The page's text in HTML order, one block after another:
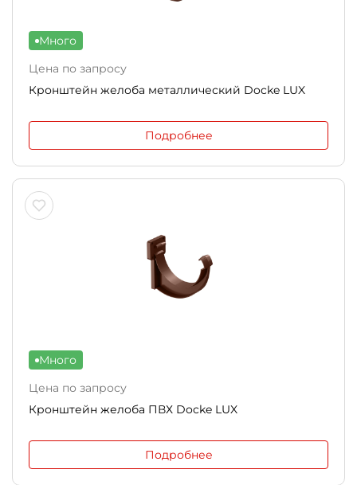
Много
Цена по запросу
Кронштейн желоба металлический Docke LUX
Подробнее
Много
Цена по запросу
Кронштейн желоба ПВХ Docke LUX
Подробнее